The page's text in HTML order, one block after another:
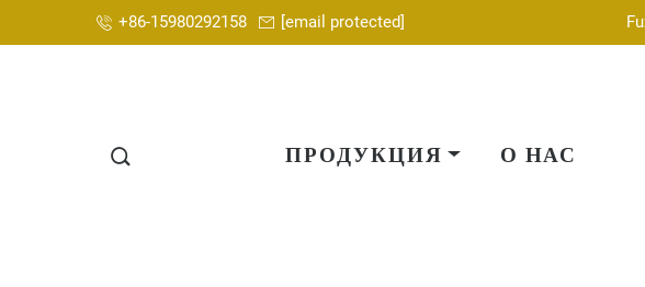
+86-15980292158 [email protected]
ПРОДУКЦИЯ О НАС